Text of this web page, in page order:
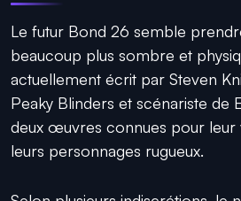
Le futur Bond 26 semble
beaucoup plus sombre et
actuellement écrit par Steven
Peaky Blinders et scénariste de
deux œuvres connues pour leur
leurs personnages rugueux.